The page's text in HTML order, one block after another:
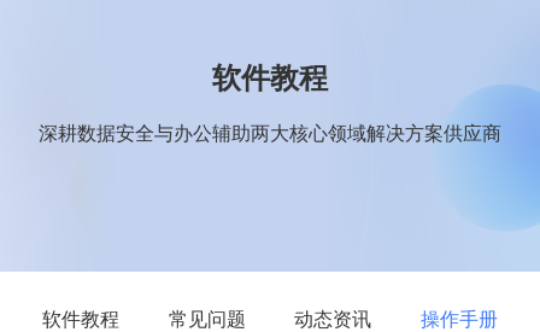
软件教程
深耕数据安全与办公辅助两大核心领域解决方案供应商
软件教程 常见问题 动态资讯 操作手册